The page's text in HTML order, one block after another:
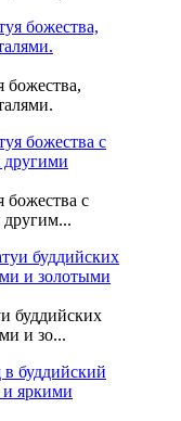
божества,
божества с
буддийских
и зо...